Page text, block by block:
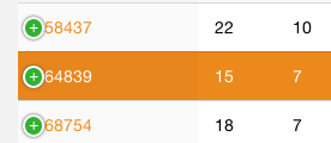
558437 22 10
564839 15 7
568754 18 7